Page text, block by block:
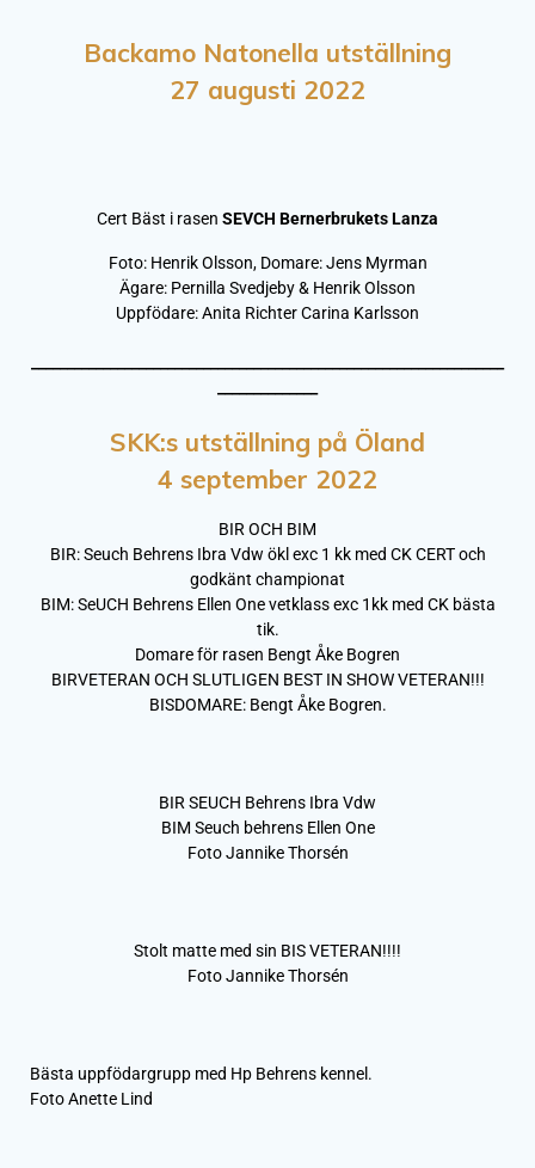
Backamo Natonella utställning
27 augusti 2022
Cert Bäst i rasen SEVCH Bernerbrukets Lanza
Foto: Henrik Olsson, Domare: Jens Myrman
Ägare: Pernilla Svedjeby & Henrik Olsson
Uppfödare: Anita Richter Carina Karlsson
SKK:s utställning på Öland
4 september 2022
BIR OCH BIM
BIR: Seuch Behrens Ibra Vdw ökl exc 1 kk med CK CERT och
godkänt championat
BIM: SeUCH Behrens Ellen One vetklass exc 1kk med CK bästa
tik.
Domare för rasen Bengt Åke Bogren
BIRVETERAN OCH SLUTLIGEN BEST IN SHOW VETERAN!!!
BISDOMARE: Bengt Åke Bogren.
BIR SEUCH Behrens Ibra Vdw
BIM Seuch behrens Ellen One
Foto Jannike Thorsén
Stolt matte med sin BIS VETERAN!!!!
Foto Jannike Thorsén
Bästa uppfödargrupp med Hp Behrens kennel.
Foto Anette Lind